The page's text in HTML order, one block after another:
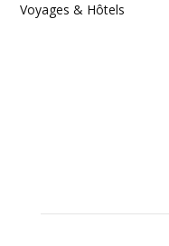
Voyages & Hôtels